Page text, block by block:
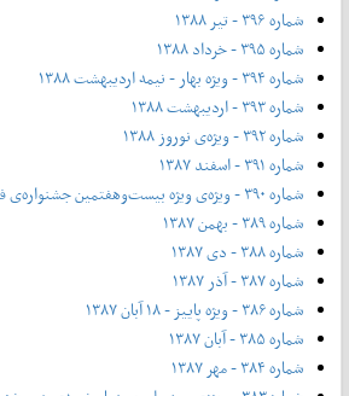
شماره ۳۹۶ - تیر ۱۳۸۸
شماره ۳۹۵ - خرداد ۱۳۸۸
شماره ۳۹۴ - ویژه بهار - نیمه‌ اردیبهشت ۱۳۸۸
شماره ۳۹۳ - اردیبهشت ۱۳۸۸
شماره ۳۹۲ - ویژه‌ی نوروز ۱۳۸۸
شماره ۳۹۱ - اسفند ۱۳۸۷
شماره ۳۹۰ - ویژه‌ی ویژه بیست‌و‌هفتمین جشنواره‌ی فیلم فجر- ۱۲ بهمن ۱۳۸۷
شماره ۳۸۹ - بهمن ۱۳۸۷
شماره ۳۸۸ - دی ۱۳۸۷
شماره ۳۸۷ - آذر ۱۳۸۷
شماره ۳۸۶ - ویژه پاییز - ۱۸ آبان ۱۳۸۷
شماره ۳۸۵ - آبان ۱۳۸۷
شماره ۳۸۴ - مهر ۱۳۸۷